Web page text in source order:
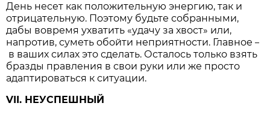
День несет как положительную энергию, так и
отрицательную. Поэтому будьте собранными,
дабы вовремя ухватить «удачу за хвост» или,
напротив, суметь обойти неприятности. Главное–
в ваших силах это сделать. Осталось только взять
бразды правления в свои руки или же просто
адаптироваться к ситуации.
VII. НЕУСПЕШНЫЙ